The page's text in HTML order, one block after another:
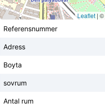
Leaflet | ©
Referensnummer
Adress
Boyta
sovrum
Antal rum